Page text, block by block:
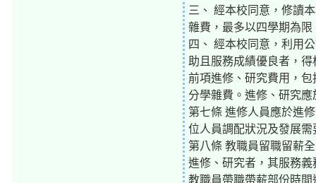
三、 經本校同意，修讀
雜費，最多以四學期為限
四、 經本校同意，利用
助且服務成績優良者，
前項進修、研究費用，
分學雜費。進修、研究
第七條 進修人員應於進
位人員調配狀況及發展
第八條 教職員留職留薪
進修、研究者，其服務
教職員帶職帶薪部份時